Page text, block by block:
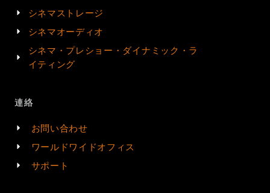
シネマストレージ
シネマオーディオ
シネマ・プレショー・ダイナミック・ラ
イティング
連絡
お問い合わせ
ワールドワイドオフィス
サポート